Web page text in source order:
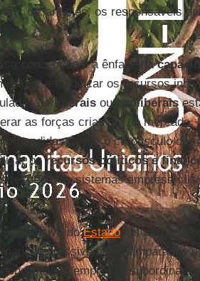
diziam eles, os responsáveis
concepção é a ênfase na
e fluidificar os recursos
deliberaisouneoliberais
as forças criativas do mercado.
desde o crepúsculo
osrecursos políticos e
respectivos sistemas
decisivo doEstado, as
agressivamente amparadas
As empresas